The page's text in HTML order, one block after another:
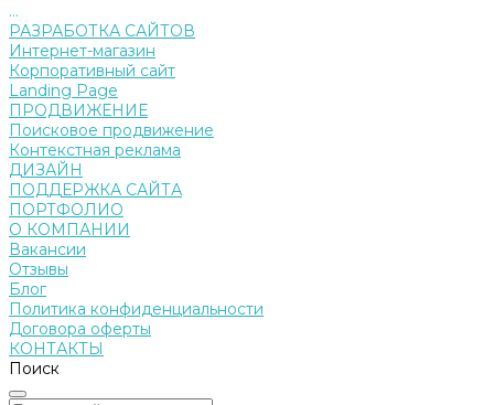
...
РАЗРАБОТКА САЙТОВ
Интернет-магазин
Корпоративный сайт
Landing Page
ПРОДВИЖЕНИЕ
Поисковое продвижение
Контекстная реклама
ДИЗАЙН
ПОДДЕРЖКА САЙТА
ПОРТФОЛИО
О КОМПАНИИ
Вакансии
Отзывы
Блог
Политика конфиденциальности
Договора оферты
КОНТАКТЫ
Поиск